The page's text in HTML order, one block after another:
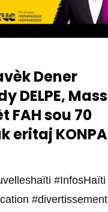
Dener
DELPE, Mass
FAH sou 70
eritaj KONPA
#InfosHaïti
#divertissement